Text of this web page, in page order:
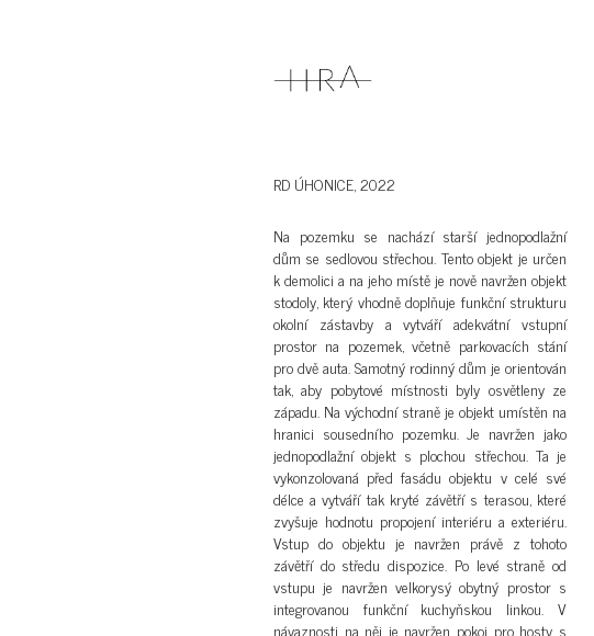
RD ÚHONICE, 2022
Na pozemku se nachází starší jednopodlažní
dům se sedlovou střechou. Tento objekt je určen
k demolici a na jeho místě je nově navržen objekt
stodoly, který vhodně doplňuje funkční strukturu
okolní zástavby a vytváří adekvátní vstupní
prostor na pozemek, včetně parkovacích stání
pro dvě auta. Samotný rodinný dům je orientován
tak, aby pobytové místnosti byly osvětleny ze
západu. Na východní straně je objekt umístěn na
hranici sousedního pozemku. Je navržen jako
jednopodlažní objekt s plochou střechou. Ta je
vykonzolovaná před fasádu objektu v celé své
délce a vytváří tak kryté závětří s terasou, které
zvyšuje hodnotu propojení interiéru a exteriéru.
Vstup do objektu je navržen právě z tohoto
závětří do středu dispozice. Po levé straně od
vstupu je navržen velkorysý obytný prostor s
integrovanou funkční kuchyňskou linkou. V
návaznosti na něj je navržen pokoj pro hosty s